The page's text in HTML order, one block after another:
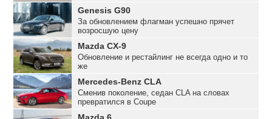
Genesis G90
За обновлением флагман успешно прячет
возросшую цену
Mazda CX-9
Обновление и рестайлинг не всегда одно и то
же
Mercedes-Benz CLA
Сменив поколение, седан CLA на словах
превратился в Coupe